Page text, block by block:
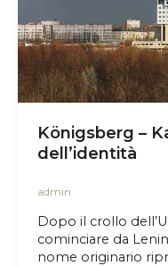
Königsberg –
dell’identità
admin
Dopo il crollo
cominciare da
nome originario